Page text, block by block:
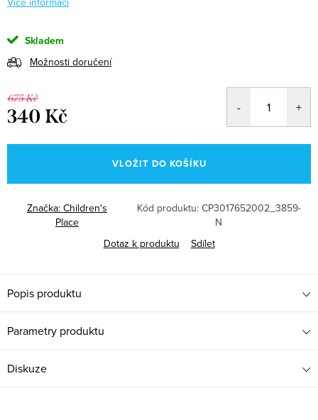
Skladem
Možnosti doručení
675 Kč
340 Kč
cena:
VLOŽIT DO KOŠÍKU
Značka: Children's
Place
Kód produktu: CP3017652002_3859-
N
Dotaz k produktu
Sdílet
Popis produktu
Parametry produktu
Diskuze